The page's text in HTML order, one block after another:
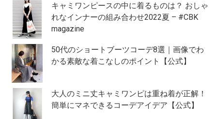
キャミワンピースの中に着るものは？ おしゃ
れなインナーの組み合わせ2022夏 – #CBK
magazine
50代のショートブーツコーデ8選｜画像でわ
かる素敵な着こなしのポイント【公式】
大人のミニ丈キャミワンピは重ね着が正解！
簡単にマネできるコーデアイデア【公式】